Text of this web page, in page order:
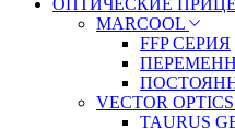
ОПТИЧЕСКИЕ
MARCOOL
FFP СЕРИЯ
VECTOR OPTICS
TAURUS